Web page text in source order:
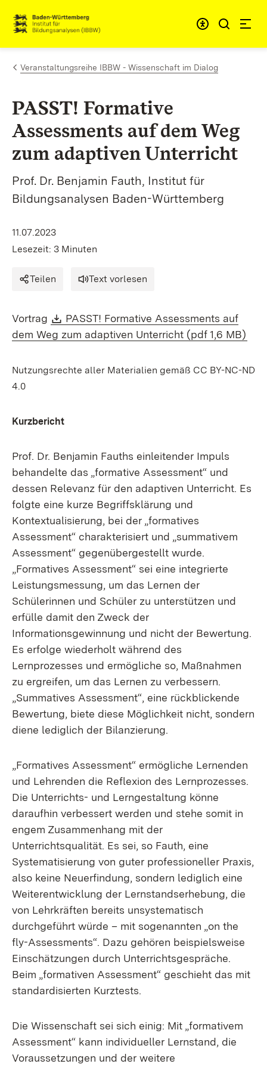
Zum Inhalt springen
Link zur Startseite
Veranstaltungsreihe IBBW - Wissenschaft im Dialog
PASST! Formative
Assessments auf dem Weg
zum adaptiven Unterricht
Prof. Dr. Benjamin Fauth, Institut für
Bildungsanalysen Baden-Württemberg
11.07.2023
Lesezeit: 3 Minuten
Teilen Text vorlesen
Vortrag Download:
PASST! Formative Assessments auf
dem Weg zum adaptiven Unterricht (pdf 1,6 MB)
Nutzungsrechte aller Materialien gemäß CC BY-NC-ND
4.0
Kurzbericht
Prof. Dr. Benjamin Fauths einleitender Impuls
behandelte das „formative Assessment“ und
dessen Relevanz für den adaptiven Unterricht. Es
folgte eine kurze Begriffsklärung und
Kontextualisierung, bei der „formatives
Assessment“ charakterisiert und „summativem
Assessment“ gegenübergestellt wurde.
„Formatives Assessment“ sei eine integrierte
Leistungsmessung, um das Lernen der
Schülerinnen und Schüler zu unterstützen und
erfülle damit den Zweck der
Informationsgewinnung und nicht der Bewertung.
Es erfolge wiederholt während des
Lernprozesses und ermögliche so, Maßnahmen
zu ergreifen, um das Lernen zu verbessern.
„Summatives Assessment“, eine rückblickende
Bewertung, biete diese Möglichkeit nicht, sondern
diene lediglich der Bilanzierung.
„Formatives Assessment“ ermögliche Lernenden
und Lehrenden die Reflexion des Lernprozesses.
Die Unterrichts- und Lerngestaltung könne
daraufhin verbessert werden und stehe somit in
engem Zusammenhang mit der
Unterrichtsqualität. Es sei, so Fauth, eine
Systematisierung von guter professioneller Praxis,
also keine Neuerfindung, sondern lediglich eine
Weiterentwicklung der Lernstandserhebung, die
von Lehrkräften bereits unsystematisch
durchgeführt würde – mit sogenannten „on the
fly-Assessments“. Dazu gehören beispielsweise
Einschätzungen durch Unterrichtsgespräche.
Beim „formativen Assessment“ geschieht das mit
standardisierten Kurztests.
Die Wissenschaft sei sich einig: Mit „formativem
Assessment“ kann individueller Lernstand, die
Voraussetzungen und der weitere